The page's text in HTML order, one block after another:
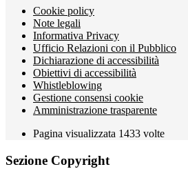
Cookie policy
Note legali
Informativa Privacy
Ufficio Relazioni con il Pubblico
Dichiarazione di accessibilità
Obiettivi di accessibilità
Whistleblowing
Gestione consensi cookie
Amministrazione trasparente
Pagina visualizzata 1433 volte
Sezione Copyright